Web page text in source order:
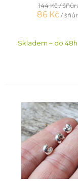
144 Kč/
86 Kč /
Skladem – do